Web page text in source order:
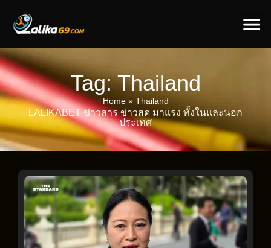
Tag: Thailand
Home» Thailand
LALIKABET ข่าวสาร ข่าวสด มาแรง ทั้งในและนอก
ประเทศ